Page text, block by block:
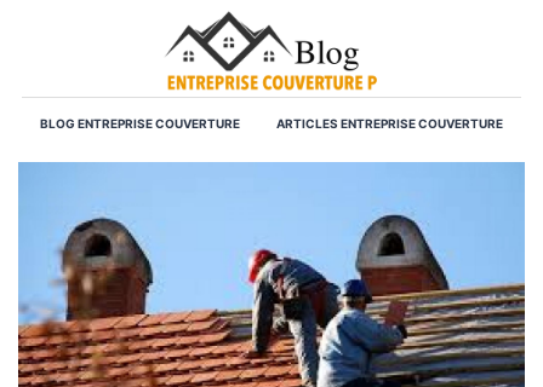
BLOG ENTREPRISE COUVERTURE ARTICLES ENTREPRISE COUVERTURE